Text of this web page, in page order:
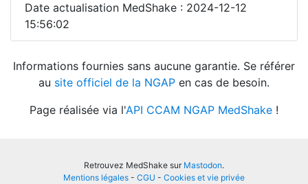
Date actualisation MedShake : 2024-12-12
15:56:02
Informations fournies sans aucune garantie. Se référer
au site officiel de la NGAP en cas de besoin.
Page réalisée via l'API CCAM NGAP MedShake !
Retrouvez MedShake sur Mastodon.
Mentions légales - CGU - Cookies et vie privée